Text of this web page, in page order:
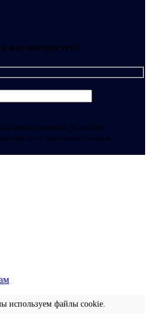
вас интересует?
принять условия:
своих персональных данных
используем файлы cookie.